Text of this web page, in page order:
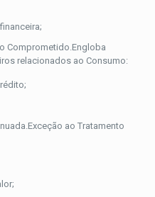
Comprometido.Engloba
relacionados ao Consumo:
ao Tratamento